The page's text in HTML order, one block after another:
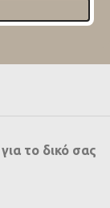
το δικό σας